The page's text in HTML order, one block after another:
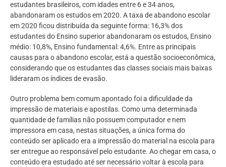
estudantes brasileiros, com idades entre 6 e 34 anos,
abandonaram os estudos em 2020. A taxa de abandono escolar
em 2020 ficou distribuída da seguinte forma: 16,3% dos
estudantes do Ensino superior abandonaram os estudos, Ensino
médio: 10,8%, Ensino fundamental: 4,6%. Entre as principais
causas para o abandono escolar, está a questão socioeconômica,
considerando que os estudantes das classes sociais mais baixas
lideraram os índices de evasão.
Outro problema bem comum apontado foi a dificuldade da
impressão de materiais e apostilas. Como uma determinada
quantidade de famílias não possuem computador e nem
impressora em casa, nestas situações, a única forma do
conteúdo ser aplicado era a impressão do material na escola para
ser entregue ao responsável pelo estudante. Ao chegar em casa, o
conteúdo era estudado até ser necessário voltar à escola para